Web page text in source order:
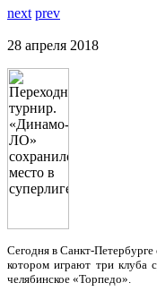
next prev
28 апреля 2018
Сегодня в Санкт-Петербурге
котором играют три клуба
челябинское «Торпедо».